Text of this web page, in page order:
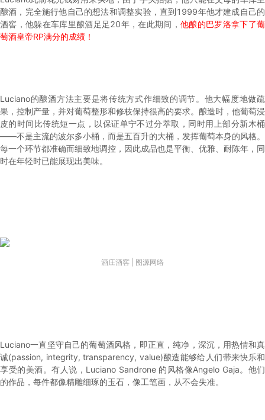
酿酒，完全施行他自己的想法和调整实验，直到1999年他才建成自己的
酒窖，他躲在车库里酿酒足足20年，在此期间， 他酿的巴罗洛拿下了葡
萄酒皇帝RP满分的成绩！
Luciano的酿酒方法主要是将传统方式作细致的调节。他大幅度地做疏
果，控制产量，并对葡萄整形和修枝保持很高的要求。酿造时，他葡萄浸
皮的时间比传统短一点，以保证单宁不过分萃取，同时用上部分新木桶
——不是主流的波尔多小桶，而是五百升的大桶，发挥葡萄本身的风格。
每一个环节都准确而细致地调控，因此成品也是平衡、优雅、耐陈年，同
时在年轻时已能展现出美味。
酒庄酒窖 | 图源网络
Luciano一直坚守自己的葡萄酒风格，即正直，纯净，深沉，用热情和真
诚(passion, integrity, transparency, value)酿造能够给人们带来快乐和
享受的美酒。有人说，Luciano Sandrone 的风格像Angelo Gaja。他们
的作品，每件都像精雕细琢的玉石，像工笔画，从不会失准。